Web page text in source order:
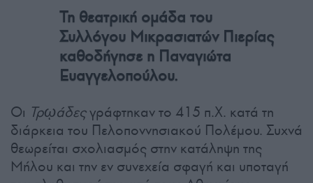
Τη θεατρική ομάδα του
Συλλόγου Μικρασιατών Πιερίας
καθοδήγησε η Παναγιώτα
Ευαγγελοπούλου.
Οι Τρῳάδεςγράφτηκαν το 415 π.Χ. κατά τη
διάρκεια του Πελοποννησιακού Πολέμου. Συχνά
θεωρείται σχολιασμός στην κατάληψη της
Μήλου και την εν συνεχεία σφαγή και υποταγή